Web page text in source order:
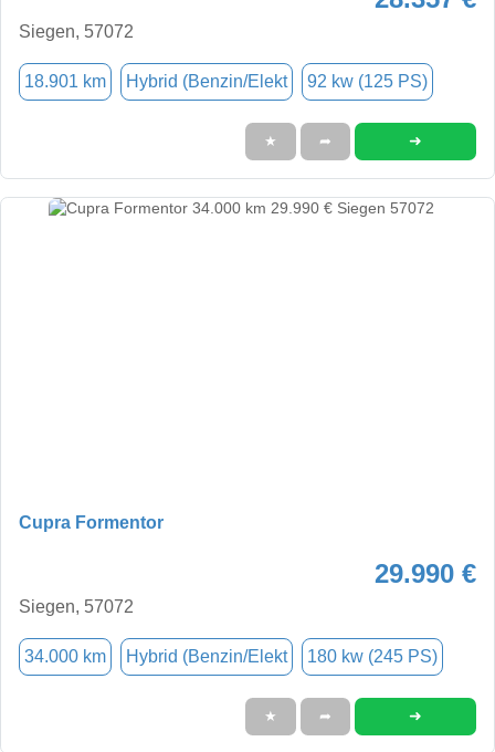
Siegen, 57072
18.901 km Hybrid (Benzin/Elekt 92 kw (125 PS)
★ ➦ ➜
Cupra Formentor
29.990 €
Siegen, 57072
34.000 km Hybrid (Benzin/Elekt 180 kw (245 PS)
★ ➦ ➜